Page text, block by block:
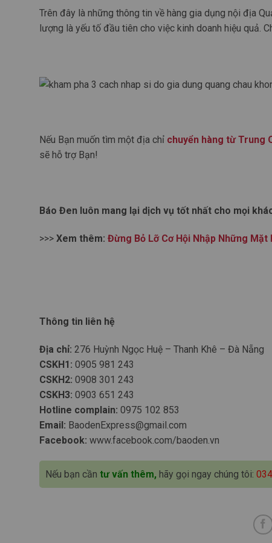
Trên đây là những thông tin về hàng gia dụng nội địa
lượng là yếu tố đầu tiên cho việc kinh doanh hiệu quả.
Nếu Bạn muốn tìm một địa chỉ chuyển hàng từ Trung
sẽ hỗ trợ Bạn!
Báo Đen luôn mang lại dịch vụ tốt nhất cho mọi
>>> Xem thêm: Đừng Bỏ Lỡ Cơ Hội Nhập Những
Thông tin liên hệ
Địa chỉ: 276 Huỳnh Ngọc Huệ – Thanh Khê – Đà Nẵng
CSKH1: 0905 981 243
CSKH2: 0908 301 243
CSKH3: 0903 651 243
Hotline complain: 0975 102 853
Email: BaodenExpress@gmail.com
Facebook: www.facebook.com/baoden.vn
Nếu bạn cần tư vấn thêm,hãy gọi ngay chúng tôi: